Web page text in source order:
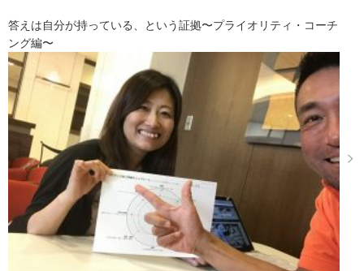
答えは自分が持っている、という証拠〜プライオリティ・コーチ
ング編〜